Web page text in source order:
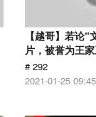
【越哥】若论
片，被誉为王
# 292
2021-01-25 09:45